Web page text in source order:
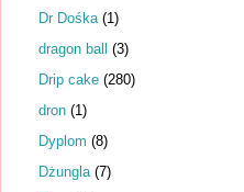
Dr Dośka (1)
dragon ball (3)
Drip cake (280)
dron (1)
Dyplom (8)
Dżungla (7)